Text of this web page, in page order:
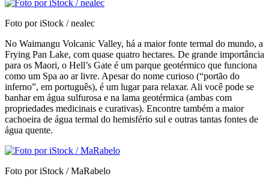
Foto por iStock / nealec
No Waimangu Volcanic Valley, há a maior fonte termal do mundo, a
Frying Pan Lake, com quase quatro hectares. De grande importância
para os Maori, o Hell’s Gate é um parque geotérmico que funciona
como um Spa ao ar livre. Apesar do nome curioso (“portão do
inferno”, em português), é um lugar para relaxar. Ali você pode se
banhar em água sulfurosa e na lama geotérmica (ambas com
propriedades medicinais e curativas). Encontre também a maior
cachoeira de água termal do hemisfério sul e outras tantas fontes de
água quente.
Foto por iStock / MaRabelo